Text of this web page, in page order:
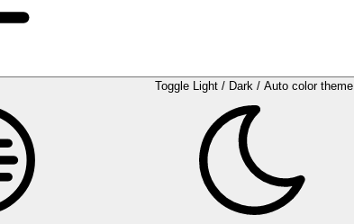
Toggle Light / Dark / Auto color theme